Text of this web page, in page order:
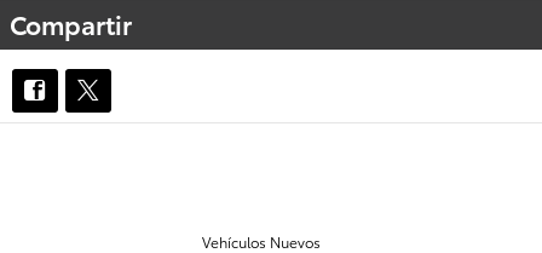
Compartir
Vehículos Nuevos